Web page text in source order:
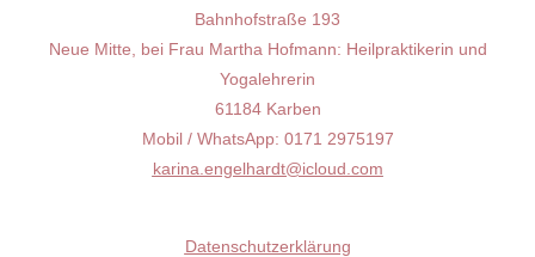
Bahnhofstraße 193
Neue Mitte, bei Frau Martha Hofmann: Heilpraktikerin und
Yogalehrerin
61184 Karben
Mobil / WhatsApp: 0171 2975197
karina.engelhardt@icloud.com
Datenschutzerklärung